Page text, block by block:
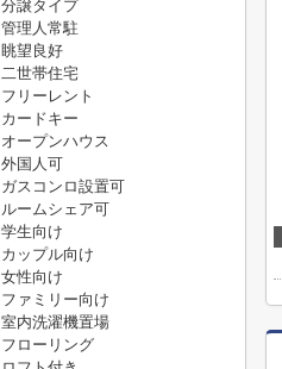
分譲タイプ
管理人常駐
眺望良好
二世帯住宅
フリーレント
カードキー
オープンハウス
外国人可
ガスコンロ設置可
ルームシェア可
学生向け
カップル向け
女性向け
ファミリー向け
室内洗濯機置場
フローリング